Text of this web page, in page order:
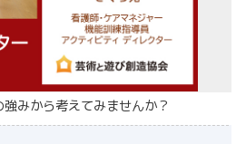
みから考えてみませんか？